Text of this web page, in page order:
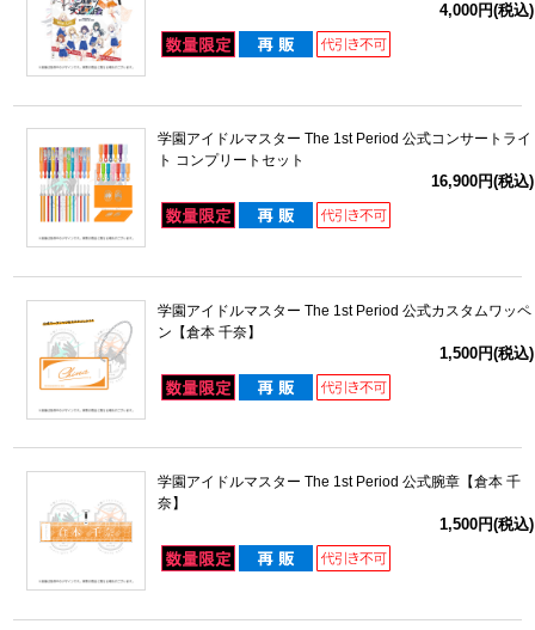
4,000円(税込)
学園アイドルマスター The 1st Period 公式コンサートライ
ト コンプリートセット
16,900円(税込)
学園アイドルマスター The 1st Period 公式カスタムワッペ
ン【倉本 千奈】
1,500円(税込)
学園アイドルマスター The 1st Period 公式腕章【倉本 千
奈】
1,500円(税込)